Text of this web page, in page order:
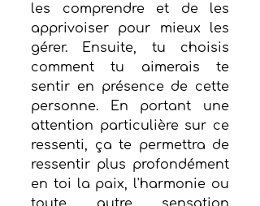
les comprendre et de les
apprivoiser pour mieux les
gérer. Ensuite, tu choisis
comment tu aimerais te
sentir en présence de cette
personne. En portant une
attention particulière sur ce
ressenti, ça te permettra de
ressentir plus profondément
en toi la paix, l'harmonie ou